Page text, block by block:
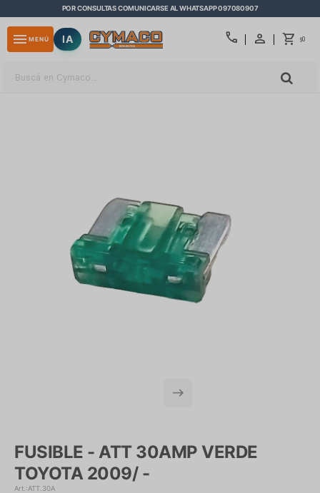
POR CONSULTAS COMUNICARSE AL WHATSAPP 097080907
call $0
menu MENÚ IA
FUSIBLE - ATT 30AMP VERDE
TOYOTA 2009/ -
ATT.30A
close